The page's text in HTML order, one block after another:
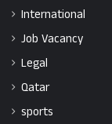
International
Job Vacancy
Legal
Qatar
sports